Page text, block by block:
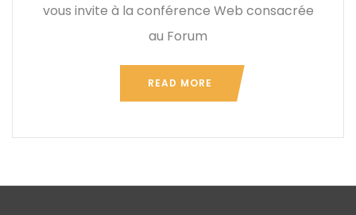
vous invite à la conférence Web consacrée
au Forum
READ MORE